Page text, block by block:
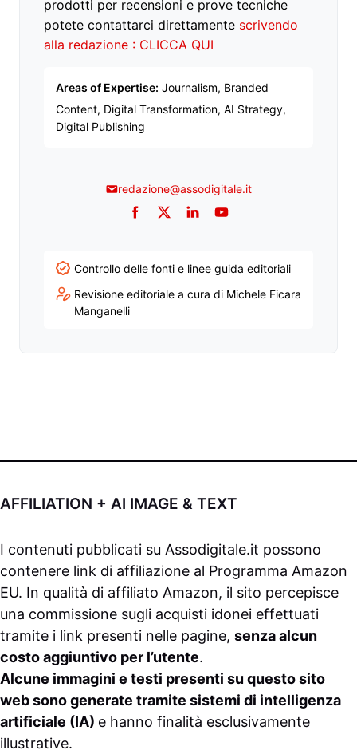
prodotti per recensioni e prove tecniche
potete contattarci direttamente scrivendo
alla redazione : CLICCA QUI
Areas of Expertise: Journalism, Branded
Content, Digital Transformation, AI Strategy,
Digital Publishing
redazione@assodigitale.it
Facebook
TwitterLinkedInYouTube
Controllo delle fonti e linee guida editoriali
Revisione editoriale a cura di Michele Ficara
Manganelli
AFFILIATION + AI IMAGE & TEXT
I contenuti pubblicati su Assodigitale.it possono
contenere link di affiliazione al Programma Amazon
EU. In qualità di affiliato Amazon, il sito percepisce
una commissione sugli acquisti idonei effettuati
tramite i link presenti nelle pagine, senza alcun
costo aggiuntivo per l’utente.
Alcune immagini e testi presenti su questo sito
web sono generate tramite sistemi di intelligenza
artificiale (IA) e hanno finalità esclusivamente
illustrative.